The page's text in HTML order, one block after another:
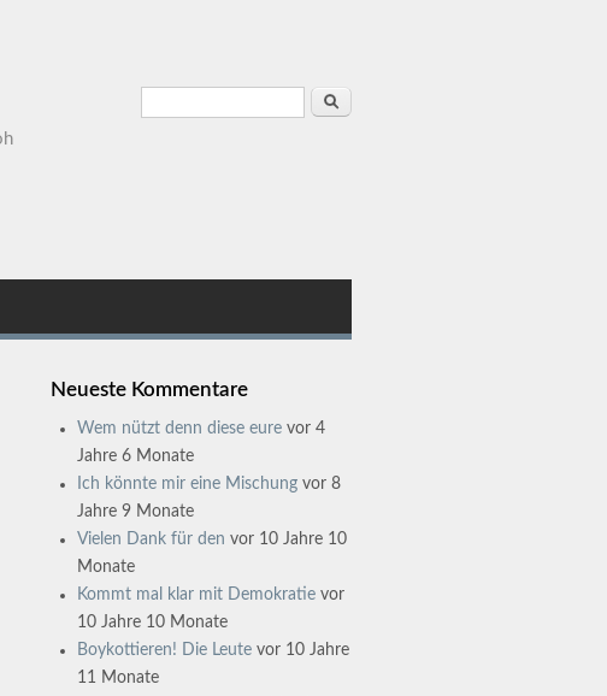
Suche
Neueste Kommentare
Wem nützt denn diese eure vor 4
Jahre 6 Monate
Ich könnte mir eine Mischung vor 8
Jahre 9 Monate
Vielen Dank für den vor 10 Jahre 10
Monate
Kommt mal klar mit Demokratie vor
10 Jahre 10 Monate
Boykottieren! Die Leute vor 10 Jahre
11 Monate